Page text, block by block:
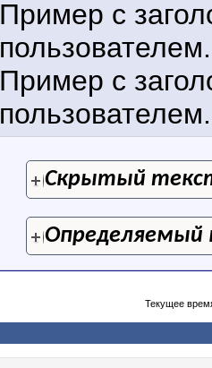
Пример с
пользователем.
Пример с
Скрытый
Определяемый
Текущее